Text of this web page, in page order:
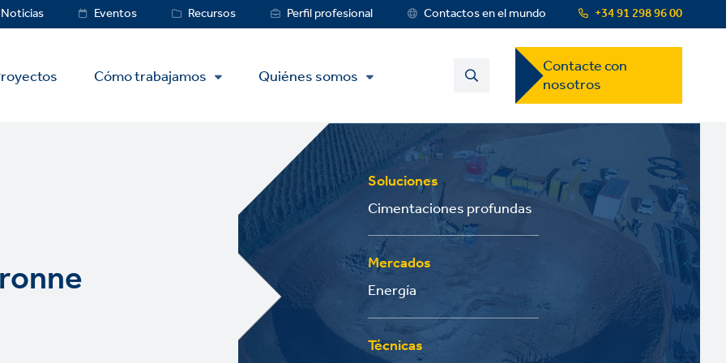
+34 91 298 96 00
Noticias Eventos Recursos Perfil profesional Contactos en el mundo
Cómo trabajamos Quiénes somos
Contact
US
Dropdown
Menu
Contacte con
nosotros
Soluciones
Cimentaciones profundas
Mercados
Energía
Técnicas